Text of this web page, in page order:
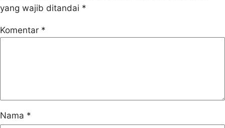
yang wajib ditandai *
Komentar *
Nama *